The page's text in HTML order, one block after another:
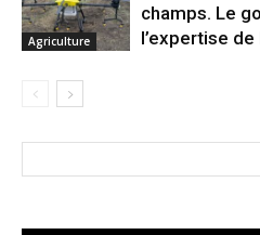
Agriculture
champs. Le
l’expertise